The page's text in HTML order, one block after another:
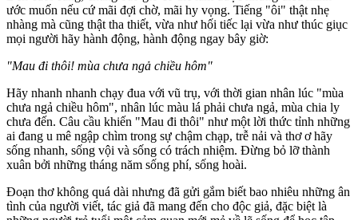
ước muốn nếu cứ mãi đợi chờ, mãi hy vọng. Tiếng "ôi" thật nhẹ
nhàng mà cũng thật tha thiết, vừa như hối tiếc lại vừa như thúc giục
mọi người hãy hành động, hành động ngay bây giờ:
"Mau đi thôi! mùa chưa ngả chiều hôm"
Hãy nhanh nhanh chạy đua với vũ trụ, với thời gian nhân lúc "mùa
chưa ngả chiều hôm", nhân lúc màu lá phải chưa ngả, mùa chia ly
chưa đến. Câu cầu khiến "Mau đi thôi" như một lời thức tỉnh những
ai đang u mê ngập chìm trong sự chậm chạp, trễ nải và thơ ơ hãy
sống nhanh, sống vội và sống có trách nhiệm. Đừng bỏ lỡ thành
xuân bởi những tháng năm sống phí, sống hoài.
Đoạn thơ không quá dài nhưng đã gửi gắm biết bao nhiêu những ân
tình của người viết, tác giả đã mang đến cho độc giả, đặc biệt là